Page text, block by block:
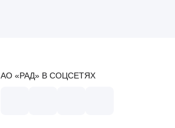
АО «РАД» В СОЦСЕТЯХ